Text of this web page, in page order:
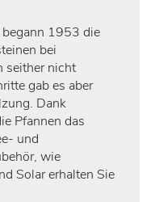
begann 1953 die
bei
seither nicht
gab es aber
Dank
Pfannen das
und
wie
Solar erhalten Sie